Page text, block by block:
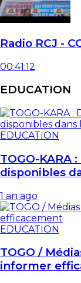
Radio RCJ -
00:41:12
EDUCATION
EDUCATION
TOGO-KARA
disponibles
1 an ago
EDUCATION
TOGO /
informer